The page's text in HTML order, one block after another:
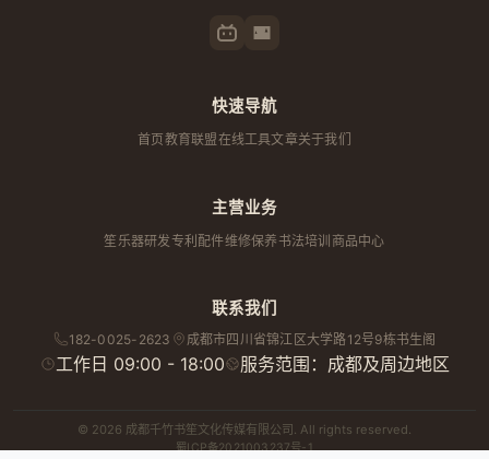
快速导航
首页教育联盟在线工具文章关于我们
主营业务
笙乐器研发专利配件维修保养 书法培训 商品中心
联系我们
182-0025-2623 成都市四川省锦江区大学路12号9栋书生阁
工作日 09:00 - 18:00 服务范围：成都及周边地区
© 2026 成都千竹书笙文化传媒有限公司. All rights reserved.
蜀ICP备2021003237号-1